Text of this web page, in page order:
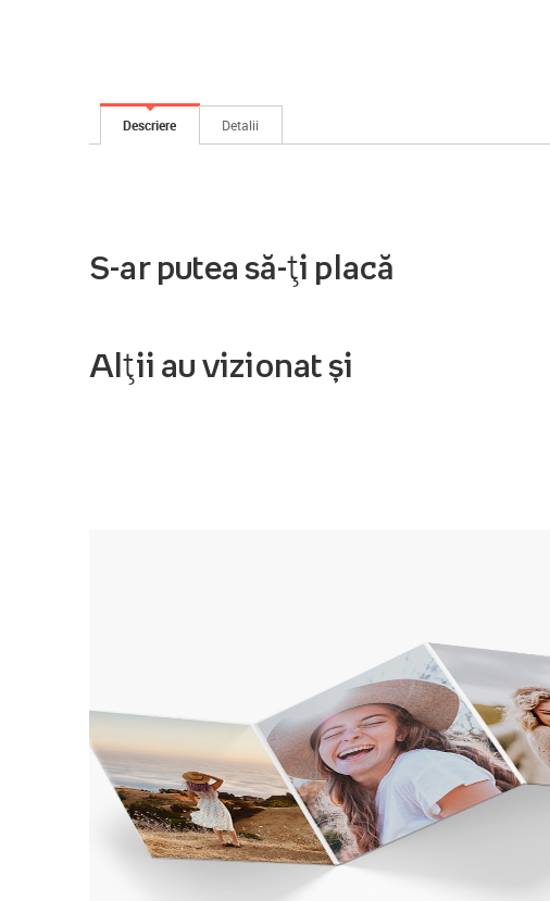
Descriere Detalii
S-ar putea să-ți placă
Alții au vizionat și